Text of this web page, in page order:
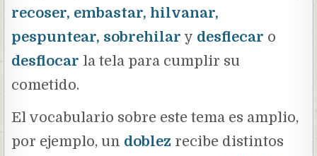
recoser, embastar, hilvanar,
pespuntear, sobrehilar y desflecar o
desflocar la tela para cumplir su
cometido.
El vocabulario sobre este tema es amplio,
por ejemplo, un doblez recibe distintos